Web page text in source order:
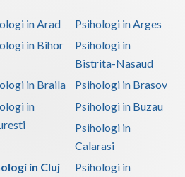
in Arad
Psihologi in Arges
in Bihor
Psihologi in
Bistrita-Nasaud
in Braila
Psihologi in Brasov
in
Psihologi in Buzau
Psihologi in
Calarasi
in Cluj
Psihologi in